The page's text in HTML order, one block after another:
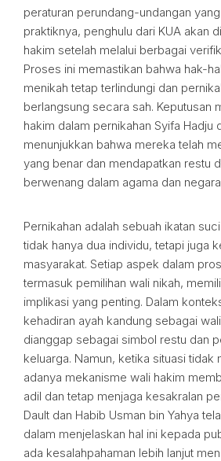
peraturan perundang-undangan
praktiknya, penghulu dari KUA akan
hakim setelah melalui berbagai
Proses ini memastikan bahwa hak-
menikah tetap terlindungi dan
berlangsung secara sah. Keputusan
hakim dalam pernikahan Syifa Hadju
menunjukkan bahwa mereka telah
yang benar dan mendapatkan restu
berwenang dalam agama dan
Pernikahan adalah sebuah ikatan
tidak hanya dua individu, tetapi juga
masyarakat. Setiap aspek dalam
termasuk pemilihan wali nikah,
implikasi yang penting. Dalam
kehadiran ayah kandung sebagai
dianggap sebagai simbol restu dan
keluarga. Namun, ketika situasi tidak
adanya mekanisme wali hakim
adil dan tetap menjaga kesakralan
Dault dan Habib Usman bin Yahya
dalam menjelaskan hal ini kepada
ada kesalahpahaman lebih lanjut